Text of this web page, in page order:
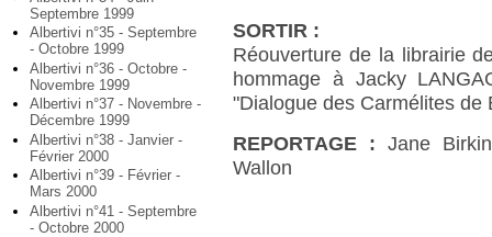
Septembre 1999
Albertivi n°35 - Septembre
- Octobre 1999
Albertivi n°36 - Octobre -
Novembre 1999
Albertivi n°37 - Novembre -
Décembre 1999
Albertivi n°38 - Janvier -
Février 2000
Albertivi n°39 - Février -
Mars 2000
Albertivi n°41 - Septembre
- Octobre 2000
SORTIR :
Réouverture de la librairie
hommage à Jacky
"Dialogue des Carmélites de
REPORTAGE : Jane
Wallon